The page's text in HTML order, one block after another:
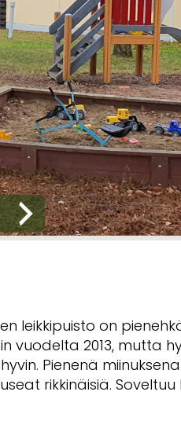
leikkipuisto on
vuodelta 2013, mutta
Pienenä
rikkinäisiä.